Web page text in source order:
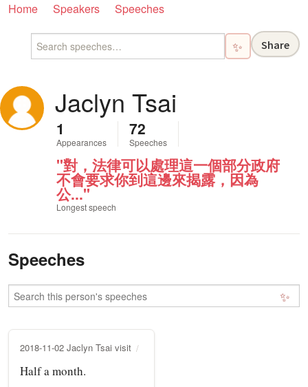
Home Speakers Speeches
✨ Share
Jaclyn Tsai
1
Appearances
72
Speeches
"對，法律可以處理這一個部分政府
不會要求你到這邊來揭露，因為
公..."
Longest speech
Speeches
✨
2018-11-02 Jaclyn Tsai visit
Half a month.